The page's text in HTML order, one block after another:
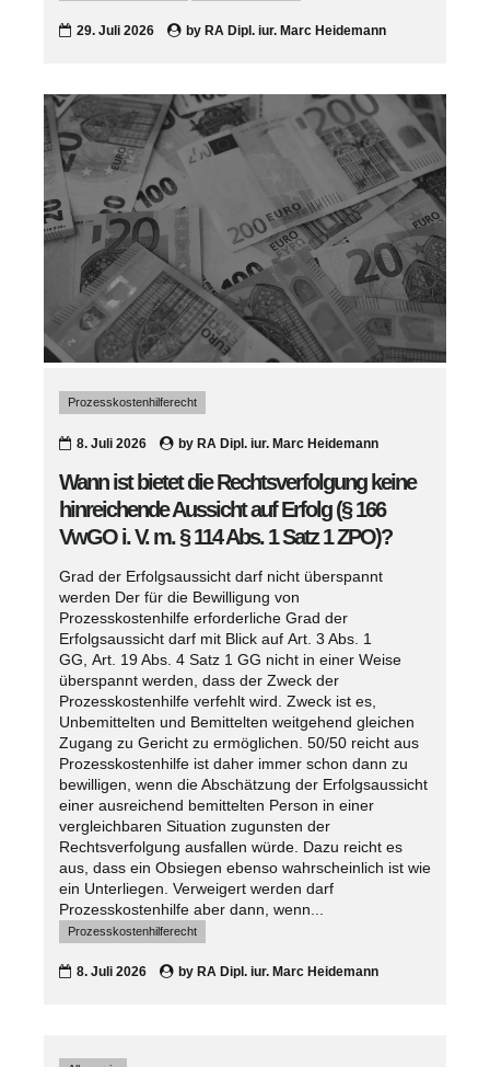
29. Juli 2026 byRA Dipl. iur. Marc Heidemann
Prozesskostenhilferecht
8. Juli 2026 byRA Dipl. iur. Marc Heidemann
Wann ist bietet die Rechtsverfolgung keine
hinreichende Aussicht auf Erfolg (§ 166
VwGO i. V. m. § 114 Abs. 1 Satz 1 ZPO)?
Grad der Erfolgsaussicht darf nicht überspannt
werden Der für die Bewilligung von
Prozesskostenhilfe erforderliche Grad der
Erfolgsaussicht darf mit Blick auf Art. 3 Abs. 1
GG, Art. 19 Abs. 4 Satz 1 GG nicht in einer Weise
überspannt werden, dass der Zweck der
Prozesskostenhilfe verfehlt wird. Zweck ist es,
Unbemittelten und Bemittelten weitgehend gleichen
Zugang zu Gericht zu ermöglichen. 50/50 reicht aus
Prozesskostenhilfe ist daher immer schon dann zu
bewilligen, wenn die Abschätzung der Erfolgsaussicht
einer ausreichend bemittelten Person in einer
vergleichbaren Situation zugunsten der
Rechtsverfolgung ausfallen würde. Dazu reicht es
aus, dass ein Obsiegen ebenso wahrscheinlich ist wie
ein Unterliegen. Verweigert werden darf
Prozesskostenhilfe aber dann, wenn...
Prozesskostenhilferecht
8. Juli 2026 by RA Dipl. iur. Marc Heidemann